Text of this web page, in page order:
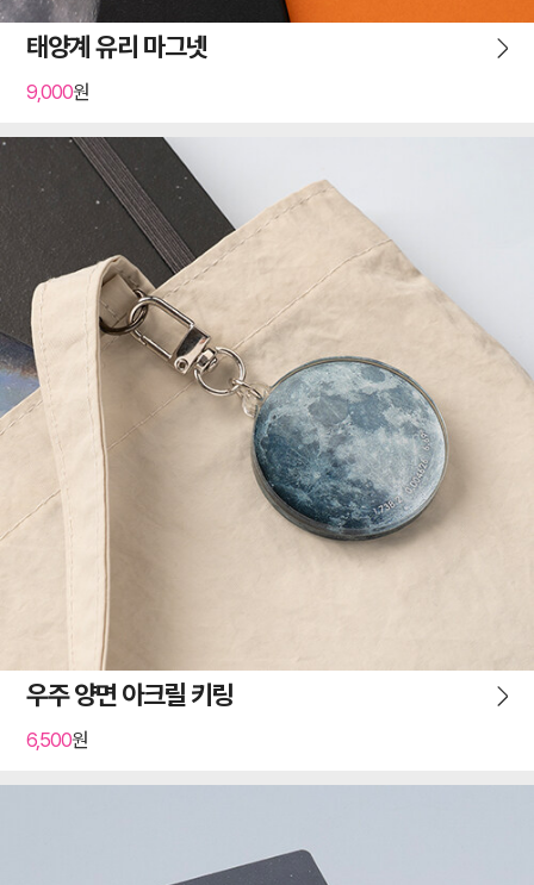
태양계 유리 마그넷
9,000원
우주 양면 아크릴 키링
6,500원